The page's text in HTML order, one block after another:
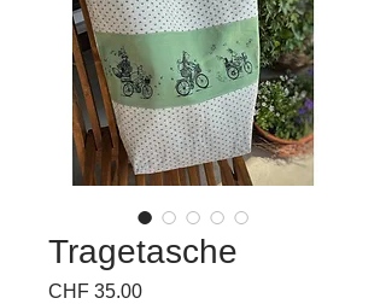
Tragetasche
CHF 35.00Preis